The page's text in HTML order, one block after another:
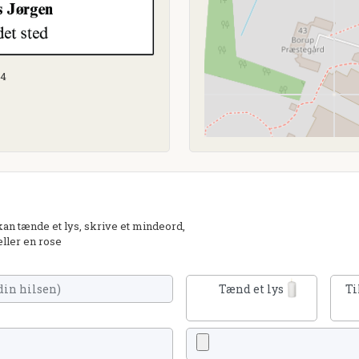
tænde et lys, skrive et mindeord,
en rose
Tænd et lys